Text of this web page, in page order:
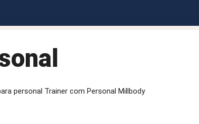
personal Trainer com Personal Millbody